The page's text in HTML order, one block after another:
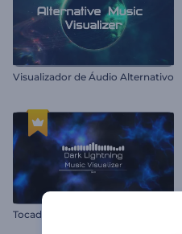
Visualizador de Áudio Alternativo